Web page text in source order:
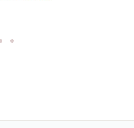
انتشارات
ژنتیک و